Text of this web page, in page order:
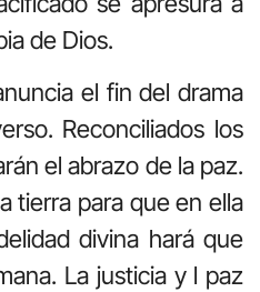
de Dios.
el fin del drama
Reconciliados los
el abrazo de la paz.
tierra para que en ella
divina hará que
La justicia y l paz